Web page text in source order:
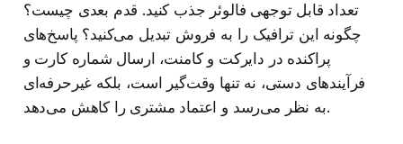
تعداد قابل توجهی فالوئر جذب کنید. قدم بعدی چیست؟
چگونه این ترافیک را به فروش تبدیل می‌کنید؟ پاسخ‌های
پراکنده در دایرکت و کامنت، ارسال شماره کارت و
فرآیندهای دستی، نه تنها وقت‌گیر است، بلکه غیرحرفه‌ای
به نظر می‌رسد و اعتماد مشتری را کاهش می‌دهد.